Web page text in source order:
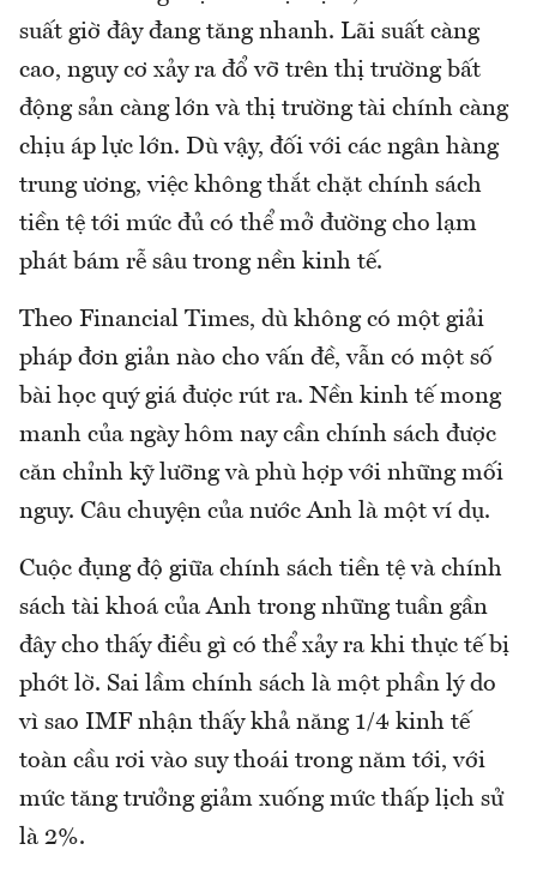
suất giờ đây đang tăng nhanh. Lãi suất càng
cao, nguy cơ xảy ra đổ vỡ trên thị trường bất
động sản càng lớn và thị trường tài chính càng
chịu áp lực lớn. Dù vậy, đối với các ngân hàng
trung ương, việc không thắt chặt chính sách
tiền tệ tới mức đủ có thể mở đường cho lạm
phát bám rễ sâu trong nền kinh tế.
Theo Financial Times, dù không có một giải
pháp đơn giản nào cho vấn đề, vẫn có một số
bài học quý giá được rút ra. Nền kinh tế mong
manh của ngày hôm nay cần chính sách được
căn chỉnh kỹ lưỡng và phù hợp với những mối
nguy. Câu chuyện của nước Anh là một ví dụ.
Cuộc đụng độ giữa chính sách tiền tệ và chính
sách tài khoá của Anh trong những tuần gần
đây cho thấy điều gì có thể xảy ra khi thực tế bị
phớt lờ. Sai lầm chính sách là một phần lý do
vì sao IMF nhận thấy khả năng 1/4 kinh tế
toàn cầu rơi vào suy thoái trong năm tới, với
mức tăng trưởng giảm xuống mức thấp lịch sử
là 2%.